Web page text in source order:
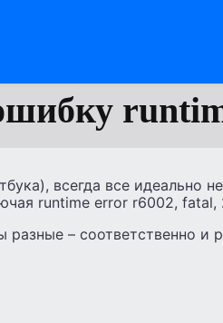
всегда все идеально
runtime error r6002,
разные – соответственно